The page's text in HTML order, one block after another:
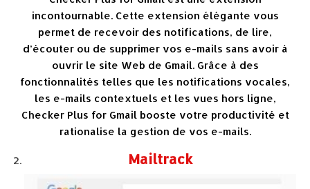
incontournable. Cette extension élégante vous
permet de recevoir des notifications, de lire,
d’écouter ou de supprimer vos e-mails sans avoir à
ouvrir le site Web de Gmail. Grâce à des
fonctionnalités telles que les notifications vocales,
les e-mails contextuels et les vues hors ligne,
Checker Plus for Gmail booste votre productivité et
rationalise la gestion de vos e-mails.
Mailtrack